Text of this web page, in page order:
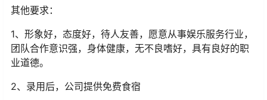
其他要求：
1、形象好，态度好，待人友善，愿意从事娱乐服务行业，
团队合作意识强，身体健康，无不良嗜好，具有良好的职
业道德。
2、录用后，公司提供免费食宿